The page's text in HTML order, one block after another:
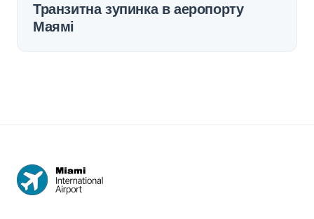
Транзитна зупинка в аеропорту
Маямі